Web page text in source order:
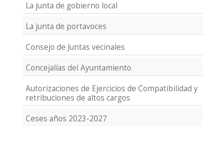
La junta de gobierno local
La junta de portavoces
Consejo de Juntas vecinales
Concejalías del Ayuntamiento
Autorizaciones de Ejercicios de Compatibilidad y
retribuciones de altos cargos
Ceses años 2023-2027